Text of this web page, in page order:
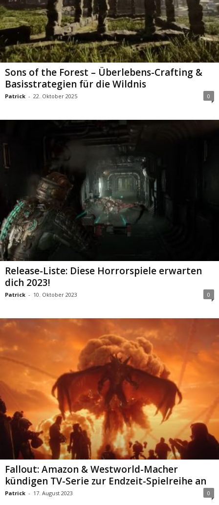
Sons of the Forest – Überlebens-Crafting &
Basisstrategien für die Wildnis
Patrick - 22. Oktober 2025 0
Release-Liste: Diese Horrorspiele erwarten
dich 2023!
Patrick - 10. Oktober 2023 0
Fallout: Amazon & Westworld-Macher
kündigen TV-Serie zur Endzeit-Spielreihe an
Patrick - 17. August 2023 0